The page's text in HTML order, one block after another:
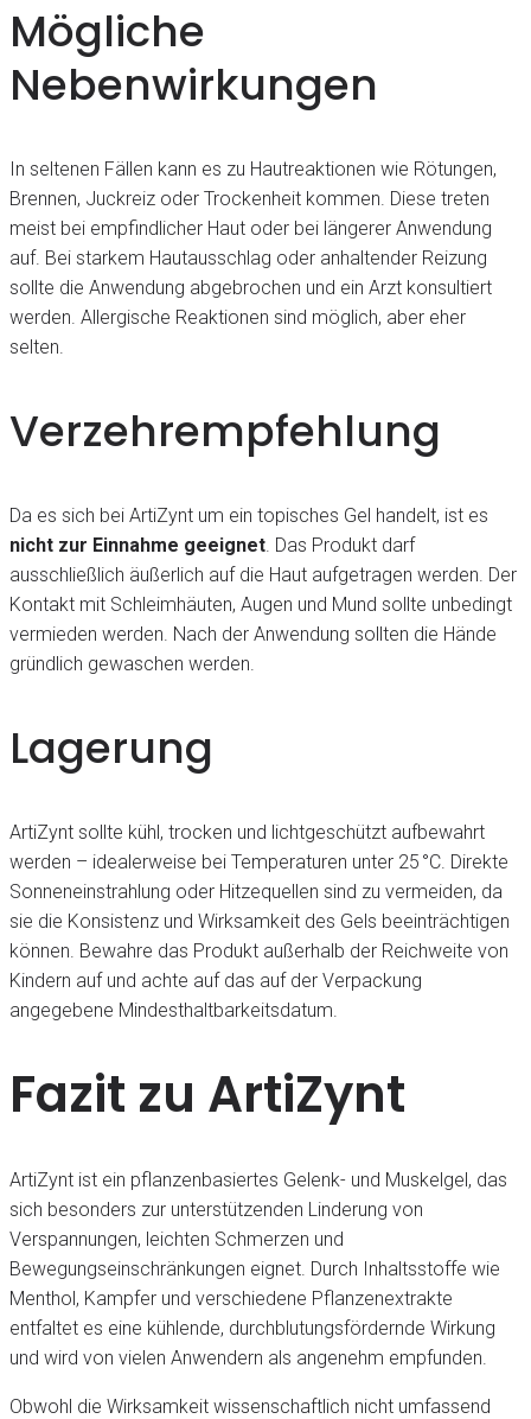
Mögliche
Nebenwirkungen
In seltenen Fällen kann es zu Hautreaktionen wie Rötungen,
Brennen, Juckreiz oder Trockenheit kommen. Diese treten
meist bei empfindlicher Haut oder bei längerer Anwendung
auf. Bei starkem Hautausschlag oder anhaltender Reizung
sollte die Anwendung abgebrochen und ein Arzt konsultiert
werden. Allergische Reaktionen sind möglich, aber eher
selten.
Verzehrempfehlung
Da es sich bei ArtiZynt um ein topisches Gel handelt, ist es
nicht zur Einnahme geeignet. Das Produkt darf
ausschließlich äußerlich auf die Haut aufgetragen werden. Der
Kontakt mit Schleimhäuten, Augen und Mund sollte unbedingt
vermieden werden. Nach der Anwendung sollten die Hände
gründlich gewaschen werden.
Lagerung
ArtiZynt sollte kühl, trocken und lichtgeschützt aufbewahrt
werden – idealerweise bei Temperaturen unter 25 °C. Direkte
Sonneneinstrahlung oder Hitzequellen sind zu vermeiden, da
sie die Konsistenz und Wirksamkeit des Gels beeinträchtigen
können. Bewahre das Produkt außerhalb der Reichweite von
Kindern auf und achte auf das auf der Verpackung
angegebene Mindesthaltbarkeitsdatum.
Fazit zu ArtiZynt
ArtiZynt ist ein pflanzenbasiertes Gelenk- und Muskelgel, das
sich besonders zur unterstützenden Linderung von
Verspannungen, leichten Schmerzen und
Bewegungseinschränkungen eignet. Durch Inhaltsstoffe wie
Menthol, Kampfer und verschiedene Pflanzenextrakte
entfaltet es eine kühlende, durchblutungsfördernde Wirkung
und wird von vielen Anwendern als angenehm empfunden.
Obwohl die Wirksamkeit wissenschaftlich nicht umfassend